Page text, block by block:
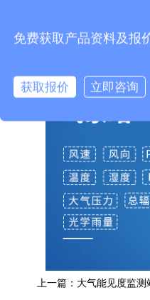
上一篇： 大气能见度监测站：
免费获取产品资料及报
获取报价 立即咨询